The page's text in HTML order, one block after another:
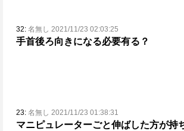
32: 名無し 2021/11/23 02:03:25
手首後ろ向きになる必要有る？
23: 名無し 2021/11/23 01:38:31
マニピュレーターごと伸ばした方が持